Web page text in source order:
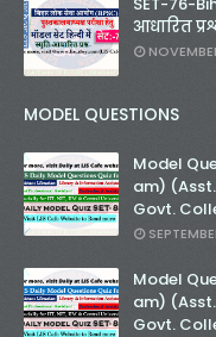
आधारित
MODEL QUESTIONS
Model
am) (Asst.
Govt.
Model
am) (Asst.
Govt.